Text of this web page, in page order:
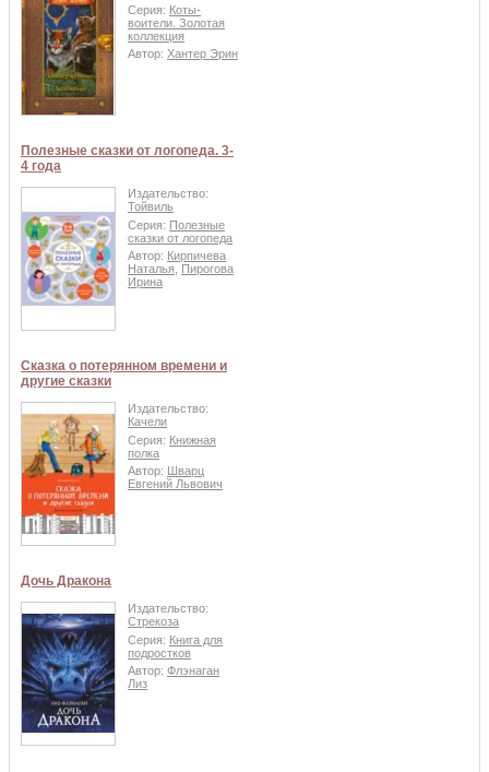
Серия: Коты-
воители. Золотая
коллекция
Автор: Хантер Эрин
Полезные сказки от логопеда. 3-
4 года
Издательство:
Тойвиль
Серия: Полезные
сказки от логопеда
Автор: Кирпичева
Наталья
Пирогова
Ирина
Сказка о потерянном времени и
другие сказки
Издательство:
Качели
Серия: Книжная
полка
Автор:
Шварц
Евгений Львович
Дочь Дракона
Издательство:
Стрекоза
Серия: Книга для
подростков
Автор: Флэнаган
Лиз